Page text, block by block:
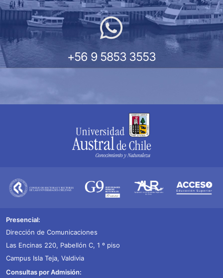
+56 9 5853 3553
Presencial:
Dirección de Comunicaciones
Las Encinas 220, Pabellón C, 1 º piso
Campus Isla Teja, Valdivia
Consultas por Admisión: